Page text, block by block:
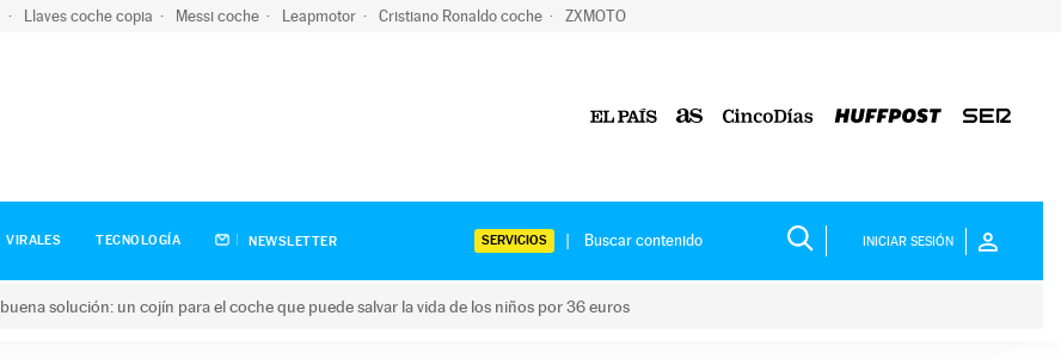
Llaves coche copia Messi coche Leapmotor Cristiano Ronaldo coche ZXMOTO
VIRALES TECNOLOGÍA NEWSLETTER SERVICIOS INICIAR SESIÓN
solución: un cojín para el coche que puede salvar la vida de los niños por 36 euros